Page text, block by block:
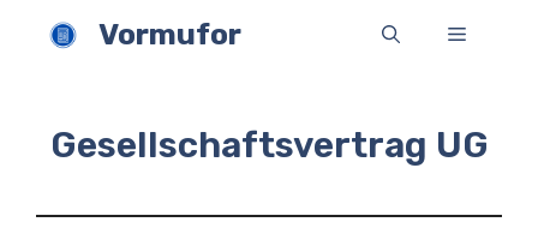
Inhalt
Vormufor Menü
Gesellschaftsvertrag UG